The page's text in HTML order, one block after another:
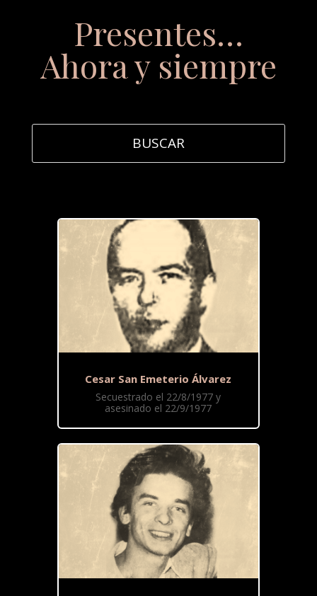
Presentes…
Ahora y siempre
Cesar San Emeterio Álvarez
Secuestrado el 22/8/1977 y
asesinado el 22/9/1977